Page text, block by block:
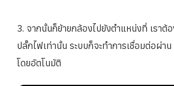
3. จากนั้นก็ย้ายกล้องไปยังตำแหน่งที่ เราต้
ปลั๊กไฟเท่านั้น ระบบก็จะทำการเชื่อมต่อผ่า
โดยอัตโนมัติ